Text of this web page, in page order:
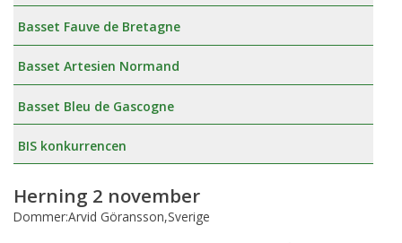
Basset Fauve de Bretagne
Basset Artesien Normand
Basset Bleu de Gascogne
BIS konkurrencen
Herning 2 november
Dommer:Arvid Göransson,Sverige